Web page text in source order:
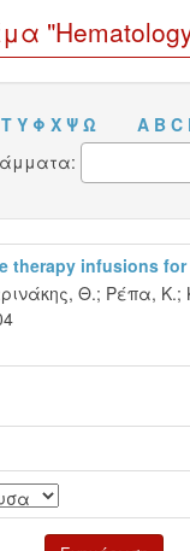
Τ Υ Φ Χ Ψ Ω A B C
therapy infusions
Θ.; Ρέπα, Κ.;